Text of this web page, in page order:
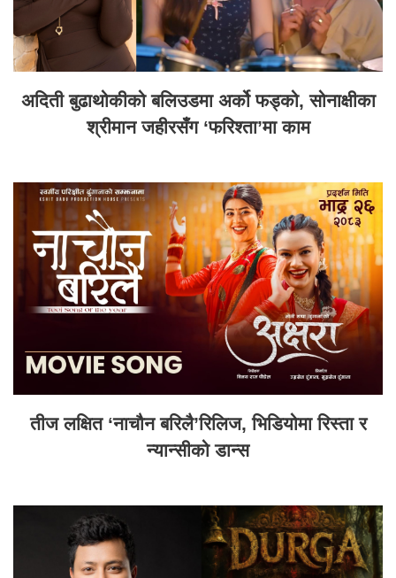
अदिती बुढाथोकीको बलिउडमा अर्को फड्को, सोनाक्षीका
श्रीमान जहीरसँग ‘फरिश्ता’मा काम
तीज लक्षित ‘नाचौन बरिलै’रिलिज, भिडियोमा रिस्ता र
न्यान्सीको डान्स